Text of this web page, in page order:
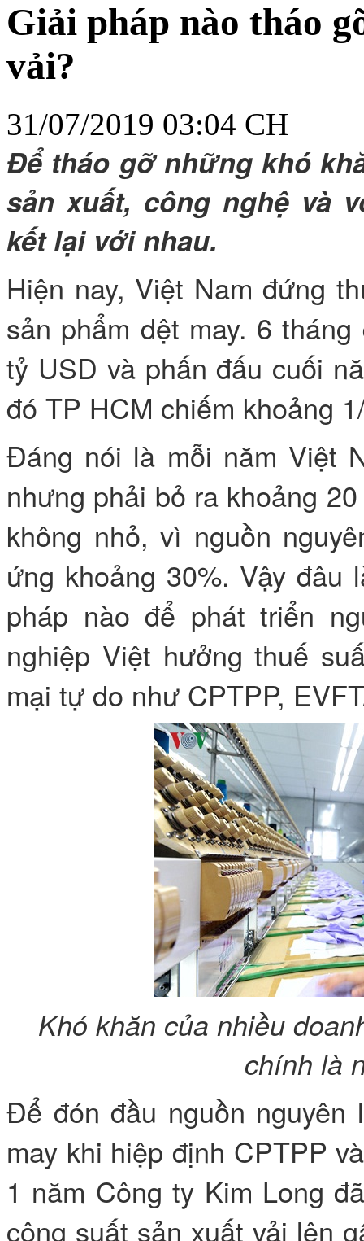
Giải pháp nào tháo
vải?
31/07/2019 03:04 CH
Để tháo gỡ những khó
sản xuất, công nghệ và
kết lại với nhau.
Hiện nay, Việt Nam đứng
sản phẩm dệt may. 6
tỷ USD và phấn đấu cuối
đó TP HCM chiếm khoảng
Đáng nói là mỗi năm Việt
nhưng phải bỏ ra khoảng
không nhỏ, vì nguồn
ứng khoảng 30%. Vậy đâu
pháp nào để phát triển
nghiệp Việt hưởng thuế
mại tự do như CPTPP,
Khó khăn của nhiều
chính là
Để đón đầu nguồn nguyên
may khi hiệp định CPTPP
1 năm Công ty Kim Long
công suất sản xuất vải lên